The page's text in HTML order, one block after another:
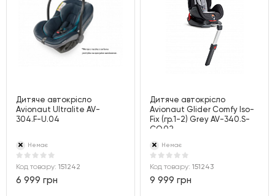
Дитяче автокрісло
Avionaut Ultralite AV-
304.F-U.04
Немає
Код товару: 151242
6 999 грн
Дитяче автокрісло
Avionaut Glider Comfy Iso-
Fix (гр.1-2) Grey AV-340.S-
CO.02
Немає
Код товару:151243
9 999 грн